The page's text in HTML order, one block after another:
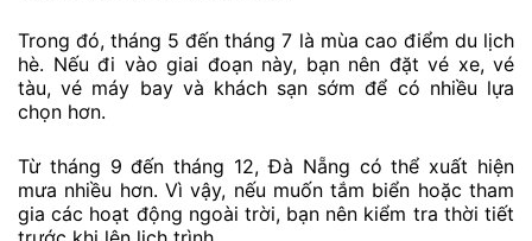
Trong đó, tháng 5 đến tháng 7 là mùa cao điểm du lịch
hè. Nếu đi vào giai đoạn này, bạn nên đặt vé xe, vé
tàu, vé máy bay và khách sạn sớm để có nhiều lựa
chọn hơn.
Từ tháng 9 đến tháng 12, Đà Nẵng có thể xuất hiện
mưa nhiều hơn. Vì vậy, nếu muốn tắm biển hoặc tham
gia các hoạt động ngoài trời, bạn nên kiểm tra thời tiết